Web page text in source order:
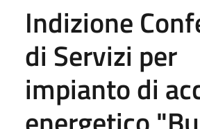
Indizione
di Servizi per
impianto di